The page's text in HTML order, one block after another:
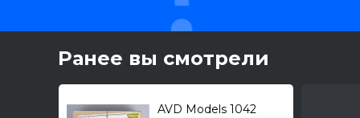
Ранее вы смотрели
AVD Models 1042